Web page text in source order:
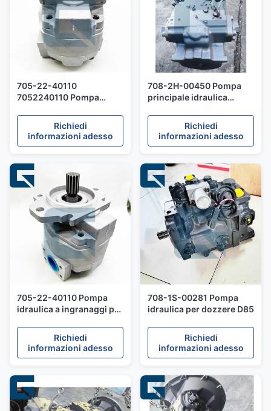
705-22-40110
7052240110 Pompa
per caricatore WA500
WA450
Richiedi
informazioni adesso
708-2H-00450 Pompa
principale idraulica
PC450LC-8 PC460LC-8
Parti di escavatori
Richiedi
informazioni adesso
705-22-40110 Pompa
idraulica a ingranaggi per
Richiedi
informazioni adesso
708-1S-00281 Pompa
idraulica per dozzere D85
Richiedi
informazioni adesso